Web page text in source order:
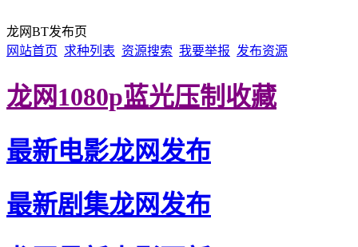
龙网BT发布页
网站首页 求种列表 资源搜索 我要举报 发布资源
龙网1080p蓝光压制收藏
最新电影龙网发布
最新剧集龙网发布